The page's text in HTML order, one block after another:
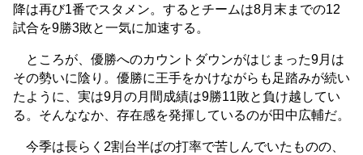
降は再び1番でスタメン。するとチームは8月末までの12
試合を9勝3敗と一気に加速する。
ところが、優勝へのカウントダウンがはじまった9月は
その勢いに陰り。優勝に王手をかけながらも足踏みが続い
たように、実は9月の月間成績は9勝11敗と負け越してい
る。そんななか、存在感を発揮しているのが田中広輔だ。
今季は長らく2割台半ばの打率で苦しんでいたものの、